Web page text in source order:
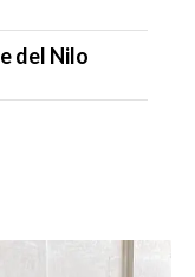
del Nilo